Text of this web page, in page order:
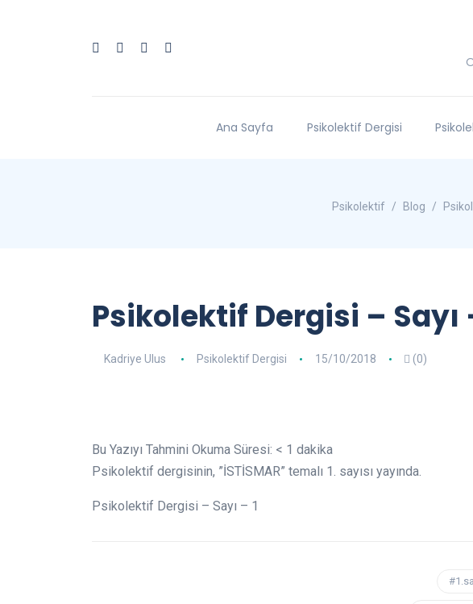
Ana Sayfa Psikolektif Dergisi
Psikolektif Blog
Psikolektif Dergisi – Sayı
Kadriye Ulus Psikolektif Dergisi 15/10/2018 (0)
Bu Yazıyı Tahmini Okuma Süresi: < 1 dakika
Psikolektif dergisinin, ”İSTİSMAR” temalı 1. sayısı yayında.
Psikolektif Dergisi – Sayı – 1